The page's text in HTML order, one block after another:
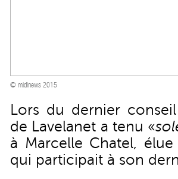
© midinews 2015
Lors du dernier
de Lavelanet a tenu «
à Marcelle Chatel,
qui participait à son